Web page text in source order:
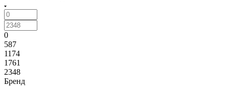
0
587
1174
1761
2348
Бренд